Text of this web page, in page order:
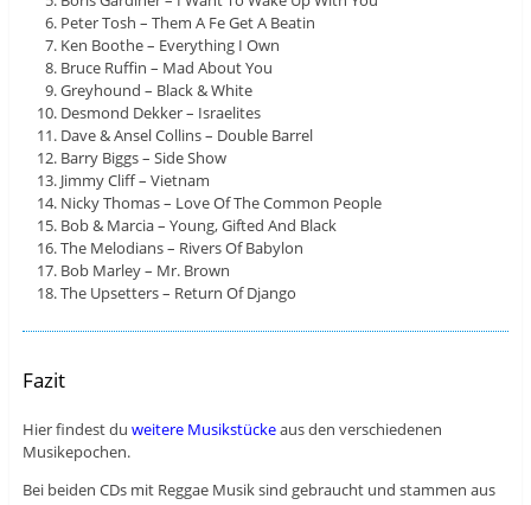
Peter Tosh – Them A Fe Get A Beatin
Ken Boothe – Everything I Own
Bruce Ruffin – Mad About You
Greyhound – Black & White
Desmond Dekker – Israelites
Dave & Ansel Collins – Double Barrel
Barry Biggs – Side Show
Jimmy Cliff – Vietnam
Nicky Thomas – Love Of The Common People
Bob & Marcia – Young, Gifted And Black
The Melodians – Rivers Of Babylon
Bob Marley – Mr. Brown
The Upsetters – Return Of Django
Fazit
Hier findest du weitere Musikstückeaus den verschiedenen
Musikepochen.
Bei beiden CDs mit Reggae Musik sind gebraucht und stammen aus